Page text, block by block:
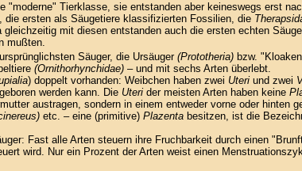
"moderne" Tierklasse, sie entstanden aber keineswegs erst
die ersten als Säugetiere klassifizierten Fossilien, die
mit diesen entstanden auch die ersten echten
mußten.
Säuger, die Ursäuger (Prototheria) bzw.
(Ornithorhynchidae) – und mit sechs Arten überlebt.
) doppelt vorhanden: Weibchen haben zwei Uteri und zwei
werden kann. Die Uteri der meisten Arten haben keine
austragen, sondern in einem entweder vorne oder hinten
etc. – eine (primitive) Plazenta besitzen, ist die
Fast alle Arten steuern ihre Fruchbarkeit durch einen
wird. Nur ein Prozent der Arten weist einen